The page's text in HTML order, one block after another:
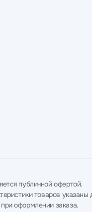
публичной офертой.
товаров
оформлении заказа.